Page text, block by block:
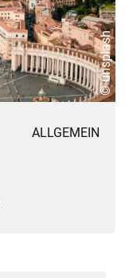
© unsplash
ALLGEMEIN